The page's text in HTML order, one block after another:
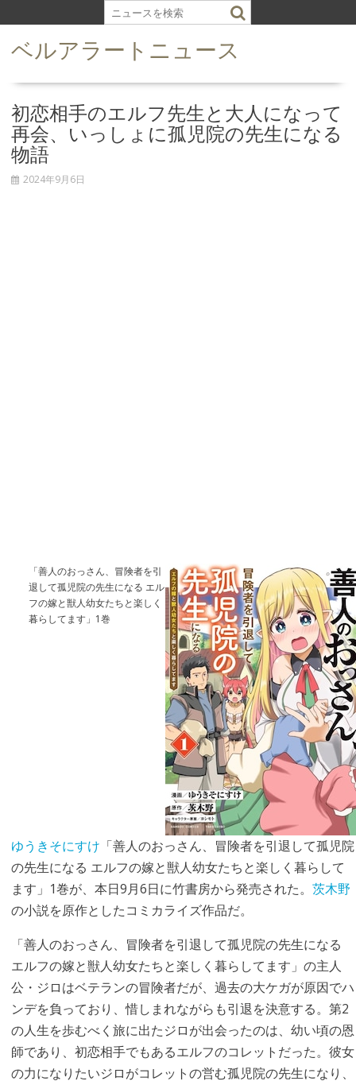
k
ベルアラートニュース
初恋相手のエルフ先生と大人になって
再会、いっしょに孤児院の先生になる
物語
2024年9月6日
「善人のおっさん、冒険者を引
退して孤児院の先生になる エル
フの嫁と獣人幼女たちと楽しく
暮らしてます」1巻
ゆうきそにすけ 「善人のおっさん、冒険者を引退して孤児院
の先生になる エルフの嫁と獣人幼女たちと楽しく暮らして
ます」1巻が、本日9月6日に竹書房から発売された。 茨木野
の小説を原作としたコミカライズ作品だ。
「善人のおっさん、冒険者を引退して孤児院の先生になる
エルフの嫁と獣人幼女たちと楽しく暮らしてます」の主人
公・ジロはベテランの冒険者だが、過去の大ケガが原因でハ
ンデを負っており、惜しまれながらも引退を決意する。第2
の人生を歩むべく旅に出たジロが出会ったのは、幼い頃の恩
師であり、初恋相手でもあるエルフのコレットだった。彼女
の力になりたいジロがコレットの営む孤児院の先生になり、